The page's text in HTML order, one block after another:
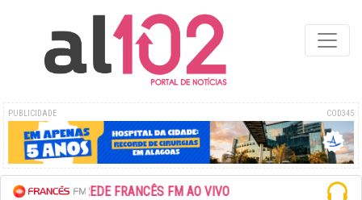
PUBLICIDADE COD345
ESCUTE A REDE FRANCÊS FM AO VIVO